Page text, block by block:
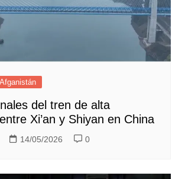
del tren de alta
Xi’an y Shiyan en China
14/05/2026 0